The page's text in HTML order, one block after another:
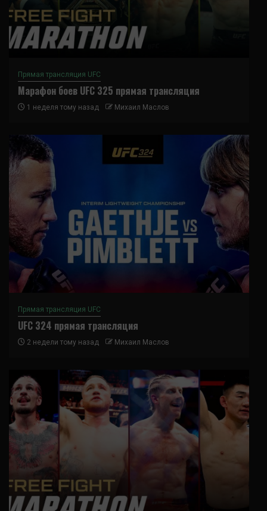
Прямая трансляция UFC
Марафон боев UFC 325 прямая трансляция
1 неделя тому назад Михаил Маслов
Прямая трансляция UFC
UFC 324 прямая трансляция
2 недели тому назад Михаил Маслов